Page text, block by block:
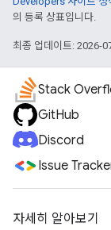
의 등록 상표입니다.
최종 업데이트: 2026-
Stack
GitHub
Discord
Issue
자세히 알아보기